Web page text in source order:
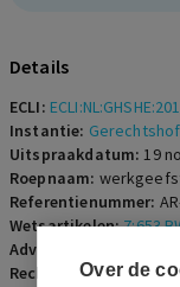
Over de
Details
ECLI:
Instantie:
Uitspraakdatum:19
Roepnaam:
Referentienummer:
Wetsartikelen:7:653
Advocaten:
Rechters:J.W. van